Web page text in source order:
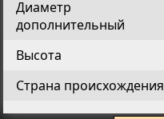
Диаметр
дополнительный
Высота
Страна происхождения